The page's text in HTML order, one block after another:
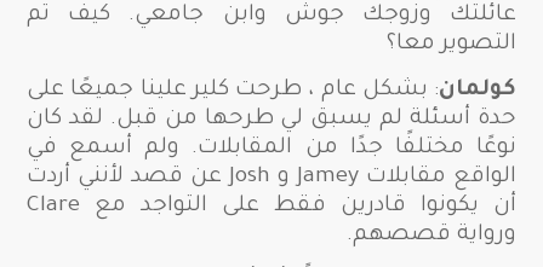
عائلتك وزوجك جوش وابن جامعي. كيف تم
التصوير معا؟
كولمان: بشكل عام ، طرحت كلير علينا جميعًا على
حدة أسئلة لم يسبق لي طرحها من قبل. لقد كان
نوعًا مختلفًا جدًا من المقابلات. ولم أسمع في
الواقع مقابلات Jamey و Josh عن قصد لأنني أردت
أن يكونوا قادرين فقط على التواجد مع Clare
ورواية قصصهم.